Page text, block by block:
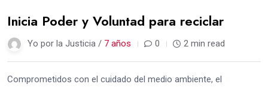
Inicia Poder y Voluntad para reciclar
Yo por la Justicia / 7 años 0 2 min read
Comprometidos con el cuidado del medio ambiente, el